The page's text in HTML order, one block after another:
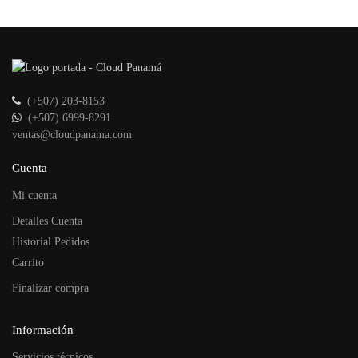
(+507) 203-8153
(+507) 6999-8291
ventas@cloudpanama.com
Cuenta
Mi cuenta
Detalles Cuenta
Historial Pedidos
Carrito
Finalizar compra
Información